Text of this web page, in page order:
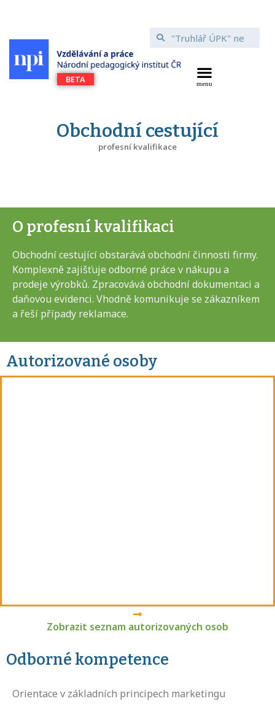
Obchodní cestující
profesní kvalifikace
O profesní kvalifikaci
Obchodní cestující obstarává obchodní činnosti firmy.
Komplexně zajišťuje odborné práce v nákupu a
prodeje výrobků. Zpracovává obchodní dokumentaci a
daňovou evidenci. Vhodně komunikuje se zákazníkem
a řeší případy reklamace.
Autorizované osoby
Zobrazit seznam autorizovaných osob
Odborné kompetence
Orientace v základních principech marketingu